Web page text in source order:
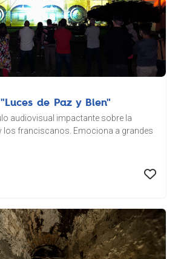
de Paz y Bien"
audiovisual impactante sobre la
los franciscanos. Emociona a grandes